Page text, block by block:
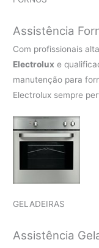
Assistência
Com profissionais
Electrolux e
manutenção para
Electrolux sempre
GELADEIRAS
Assistência